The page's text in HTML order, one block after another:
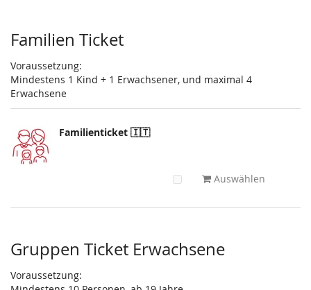
Produkte
Familien Ticket
Voraussetzung:
Mindestens 1 Kind + 1 Erwachsener, und maximal 4
Erwachsene
Familienticket 🇮🇹
Auswählen
Gruppen Ticket Erwachsene
Voraussetzung: